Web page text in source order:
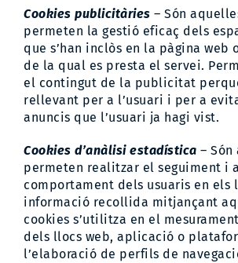
Cookies publicitàries – Són
permeten la gestió eficaç dels
que s’han inclòs en la pàgina web
de la qual es presta el servei.
el contingut de la publicitat
rellevant per a l’usuari i per a
anuncis que l’usuari ja hagi vist.
Cookies d’anàlisi estadística –
permeten realitzar el seguiment i
comportament dels usuaris en els
informació recollida mitjançant
cookies s’utilitza en el
dels llocs web, aplicació o
l’elaboració de perfils de